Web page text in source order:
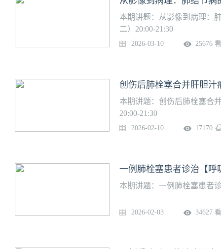
本期讲题：从影像到病理：
二）20:00-21:30
2026-03-10 25676
创伤后肺栓塞合并肝胆汁
本期讲题：创伤后肺栓塞合
20:00-21:30
2026-02-10 17170
一例肺栓塞患者诊治【呼
本期讲题：一例肺栓塞患者
2026-02-03 34627